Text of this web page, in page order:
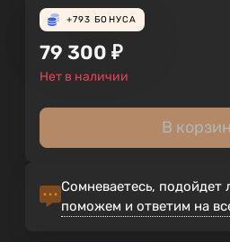
+793 БОНУСА
79 300 ₽
Нет в наличии
В
Сомневаетесь, подойдет
поможем и ответим на